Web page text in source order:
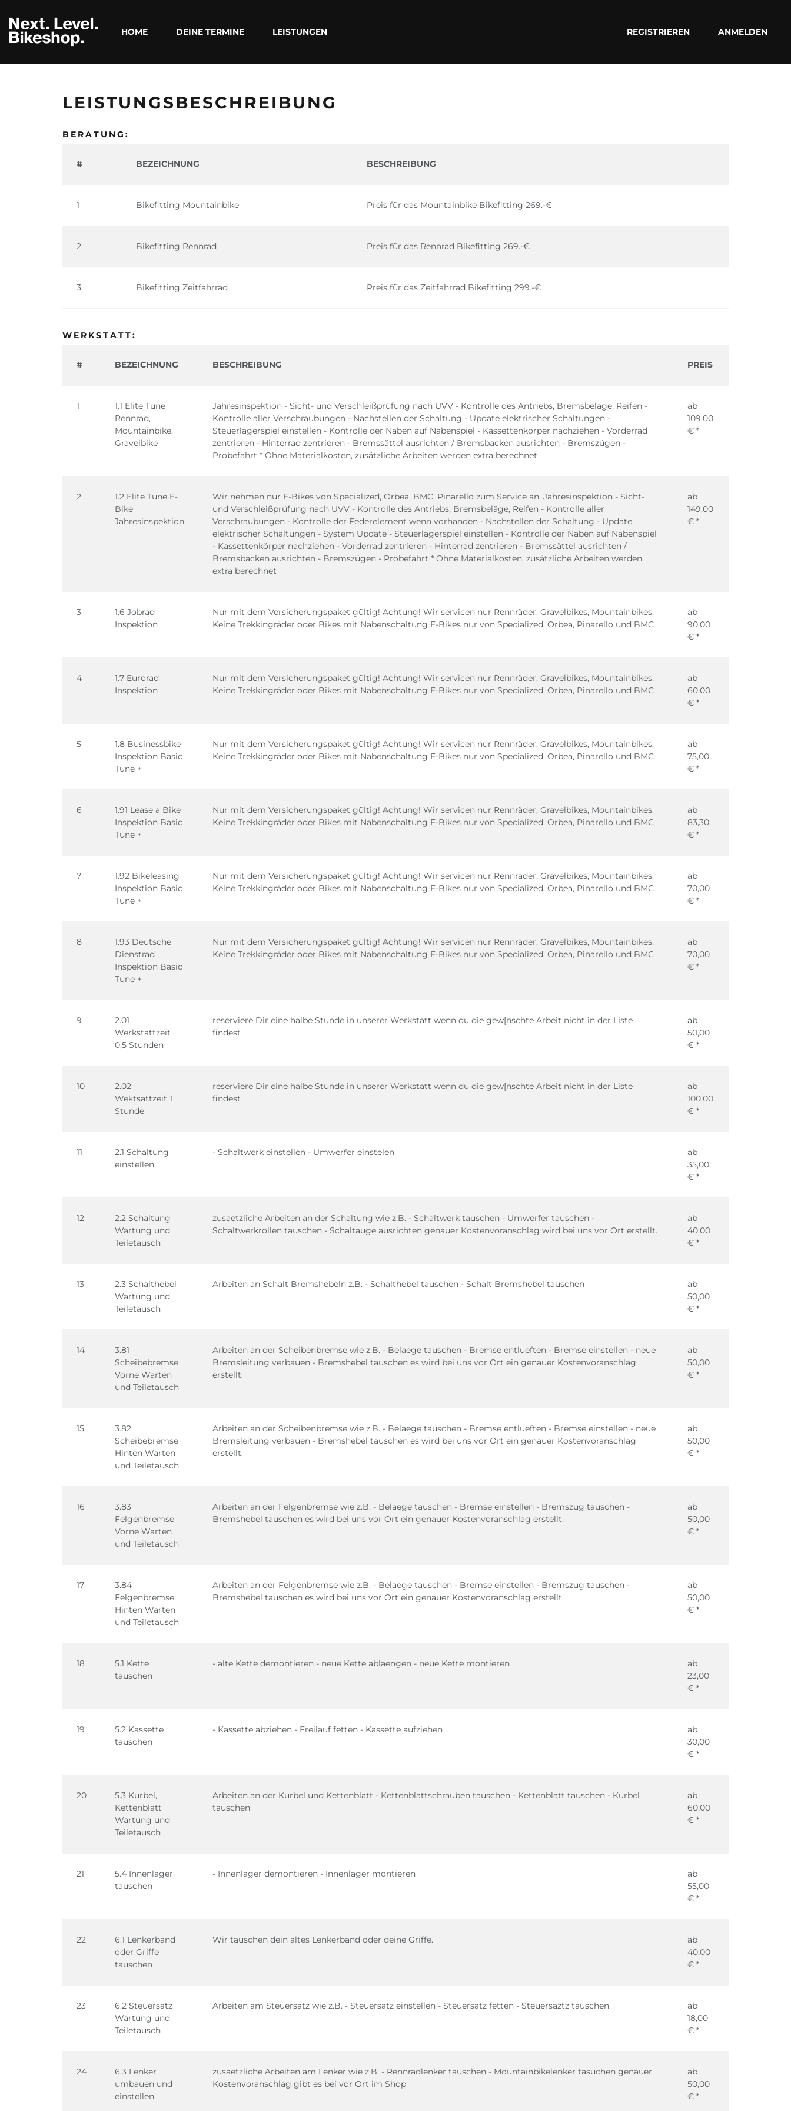
HOME DEINE TERMINE LEISTUNGEN REGISTRIEREN ANMELDEN
LEISTUNGSBESCHREIBUNG
BERATUNG:
# BEZEICHNUNG BESCHREIBUNG
1 Bikefitting Mountainbike Preis für das Mountainbike Bikefitting 269.-€
2 Bikefitting Rennrad Preis für das Rennrad Bikefitting 269.-€
3 Bikefitting Zeitfahrrad Preis für das Zeitfahrrad Bikefitting 299.-€
WERKSTATT:
# BEZEICHNUNG BESCHREIBUNG PREIS
1
1.1 Elite Tune
Rennrad,
Mountainbike,
Gravelbike
Jahresinspektion - Sicht- und Verschleißprüfung nach UVV - Kontrolle des Antriebs, Bremsbeläge, Reifen -
Kontrolle aller Verschraubungen - Nachstellen der Schaltung - Update elektrischer Schaltungen -
Steuerlagerspiel einstellen - Kontrolle der Naben auf Nabenspiel - Kassettenkörper nachziehen - Vorderrad
zentrieren - Hinterrad zentrieren - Bremssättel ausrichten / Bremsbacken ausrichten - Bremszügen -
Probefahrt * Ohne Materialkosten, zusätzliche Arbeiten werden extra berechnet
ab
109,00
€ *
2
1.2 Elite Tune E-
Bike
Jahresinspektion
Wir nehmen nur E-Bikes von Specialized, Orbea, BMC, Pinarello zum Service an. Jahresinspektion - Sicht-
und Verschleißprüfung nach UVV - Kontrolle des Antriebs, Bremsbeläge, Reifen - Kontrolle aller
Verschraubungen - Kontrolle der Federelement wenn vorhanden - Nachstellen der Schaltung - Update
elektrischer Schaltungen - System Update - Steuerlagerspiel einstellen - Kontrolle der Naben auf Nabenspiel
- Kassettenkörper nachziehen - Vorderrad zentrieren - Hinterrad zentrieren - Bremssättel ausrichten /
Bremsbacken ausrichten - Bremszügen - Probefahrt * Ohne Materialkosten, zusätzliche Arbeiten werden
extra berechnet
ab
149,00
€ *
3
1.6 Jobrad
Inspektion
Nur mit dem Versicherungspaket gültig! Achtung! Wir servicen nur Rennräder, Gravelbikes, Mountainbikes.
Keine Trekkingräder oder Bikes mit Nabenschaltung E-Bikes nur von Specialized, Orbea, Pinarello und BMC
ab
90,00
€ *
4
1.7 Eurorad
Inspektion
Nur mit dem Versicherungspaket gültig! Achtung! Wir servicen nur Rennräder, Gravelbikes, Mountainbikes.
Keine Trekkingräder oder Bikes mit Nabenschaltung E-Bikes nur von Specialized, Orbea, Pinarello und BMC
ab
60,00
€ *
5
1.8 Businessbike
Inspektion Basic
Tune +
Nur mit dem Versicherungspaket gültig! Achtung! Wir servicen nur Rennräder, Gravelbikes, Mountainbikes.
Keine Trekkingräder oder Bikes mit Nabenschaltung E-Bikes nur von Specialized, Orbea, Pinarello und BMC
ab
75,00
€ *
6
1.91 Lease a Bike
Inspektion Basic
Tune +
Nur mit dem Versicherungspaket gültig! Achtung! Wir servicen nur Rennräder, Gravelbikes, Mountainbikes.
Keine Trekkingräder oder Bikes mit Nabenschaltung E-Bikes nur von Specialized, Orbea, Pinarello und BMC
ab
83,30
€ *
7
1.92 Bikeleasing
Inspektion Basic
Tune +
Nur mit dem Versicherungspaket gültig! Achtung! Wir servicen nur Rennräder, Gravelbikes, Mountainbikes.
Keine Trekkingräder oder Bikes mit Nabenschaltung E-Bikes nur von Specialized, Orbea, Pinarello und BMC
ab
70,00
€ *
8
1.93 Deutsche
Dienstrad
Inspektion Basic
Tune +
Nur mit dem Versicherungspaket gültig! Achtung! Wir servicen nur Rennräder, Gravelbikes, Mountainbikes.
Keine Trekkingräder oder Bikes mit Nabenschaltung E-Bikes nur von Specialized, Orbea, Pinarello und BMC
ab
70,00
€ *
9
2.01
Werkstattzeit
0,5 Stunden
reserviere Dir eine halbe Stunde in unserer Werkstatt wenn du die gew[nschte Arbeit nicht in der Liste
findest
ab
50,00
€ *
10
2.02
Wektsattzeit 1
Stunde
reserviere Dir eine halbe Stunde in unserer Werkstatt wenn du die gew[nschte Arbeit nicht in der Liste
findest
ab
100,00
€ *
11
2.1 Schaltung
einstellen
- Schaltwerk einstellen - Umwerfer einstelen
ab
35,00
€ *
12
2.2 Schaltung
Wartung und
Teiletausch
zusaetzliche Arbeiten an der Schaltung wie z.B. - Schaltwerk tauschen - Umwerfer tauschen -
Schaltwerkrollen tauschen - Schaltauge ausrichten genauer Kostenvoranschlag wird bei uns vor Ort erstellt.
ab
40,00
€ *
13
2.3 Schalthebel
Wartung und
Teiletausch
Arbeiten an Schalt Bremshebeln z.B. - Schalthebel tauschen - Schalt Bremshebel tauschen
ab
50,00
€ *
14
3.81
Scheibebremse
Vorne Warten
und Teiletausch
Arbeiten an der Scheibenbremse wie z.B. - Belaege tauschen - Bremse entlueften - Bremse einstellen - neue
Bremsleitung verbauen - Bremshebel tauschen es wird bei uns vor Ort ein genauer Kostenvoranschlag
erstellt.
ab
50,00
€ *
15
3.82
Scheibebremse
Hinten Warten
und Teiletausch
Arbeiten an der Scheibenbremse wie z.B. - Belaege tauschen - Bremse entlueften - Bremse einstellen - neue
Bremsleitung verbauen - Bremshebel tauschen es wird bei uns vor Ort ein genauer Kostenvoranschlag
erstellt.
ab
50,00
€ *
16
3.83
Felgenbremse
Vorne Warten
und Teiletausch
Arbeiten an der Felgenbremse wie z.B. - Belaege tauschen - Bremse einstellen - Bremszug tauschen -
Bremshebel tauschen es wird bei uns vor Ort ein genauer Kostenvoranschlag erstellt.
ab
50,00
€ *
17
3.84
Felgenbremse
Hinten Warten
und Teiletausch
Arbeiten an der Felgenbremse wie z.B. - Belaege tauschen - Bremse einstellen - Bremszug tauschen -
Bremshebel tauschen es wird bei uns vor Ort ein genauer Kostenvoranschlag erstellt.
ab
50,00
€ *
18
5.1 Kette
tauschen
- alte Kette demontieren - neue Kette ablaengen - neue Kette montieren
ab
23,00
€ *
19
5.2 Kassette
tauschen
- Kassette abziehen - Freilauf fetten - Kassette aufziehen
ab
30,00
€ *
20
5.3 Kurbel,
Kettenblatt
Wartung und
Teiletausch
Arbeiten an der Kurbel und Kettenblatt - Kettenblattschrauben tauschen - Kettenblatt tauschen - Kurbel
tauschen
ab
60,00
€ *
21
5.4 Innenlager
tauschen
- Innenlager demontieren - Innenlager montieren
ab
55,00
€ *
22
6.1 Lenkerband
oder Griffe
tauschen
Wir tauschen dein altes Lenkerband oder deine Griffe.
ab
40,00
€ *
23
6.2 Steuersatz
Wartung und
Teiletausch
Arbeiten am Steuersatz wie z.B. - Steuersatz einstellen - Steuersatz fetten - Steuersaztz tauschen
ab
18,00
€ *
24
6.3 Lenker
umbauen und
einstellen
zusaetzliche Arbeiten am Lenker wie z.B. - Rennradlenker tauschen - Mountainbikelenker tasuchen genauer
Kostenvoranschlag gibt es bei vor Ort im Shop
ab
50,00
€ *